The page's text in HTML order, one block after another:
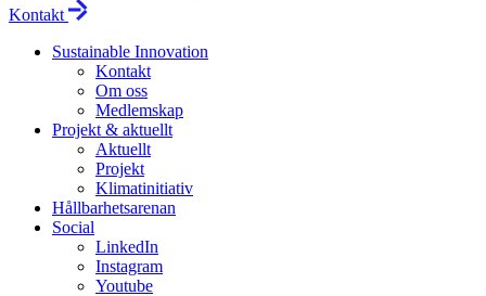
Kontakt
Sustainable Innovation
Kontakt
Om oss
Medlemskap
Projekt & aktuellt
Aktuellt
Projekt
Klimatinitiativ
Hållbarhetsarenan
Social
LinkedIn
Instagram
Youtube